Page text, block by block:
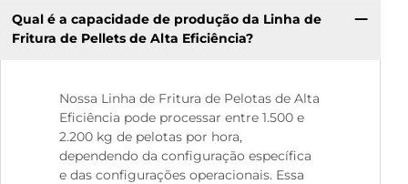
Qual é a capacidade de produção da Linha de
Fritura de Pellets de Alta Eficiência?
Nossa Linha de Fritura de Pelotas de Alta
Eficiência pode processar entre 1.500 e
2.200 kg de pelotas por hora,
dependendo da configuração específica
e das configurações operacionais. Essa